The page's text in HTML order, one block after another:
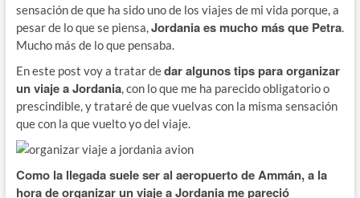
sensación de que ha sido uno de los viajes de mi vida porque, a
pesar de lo que se piensa,Jordania es mucho más que Petra.
Mucho más de lo que pensaba.
En este post voy a tratar dedar algunos tips para organizar
un viaje a Jordania, con lo que me ha parecido obligatorio o
prescindible, y trataré de que vuelvas con la misma sensación
que con la que vuelto yo del viaje.
Como la llegada suele ser al aeropuerto de Ammán, a la
hora de organizar un viaje a Jordania me pareció